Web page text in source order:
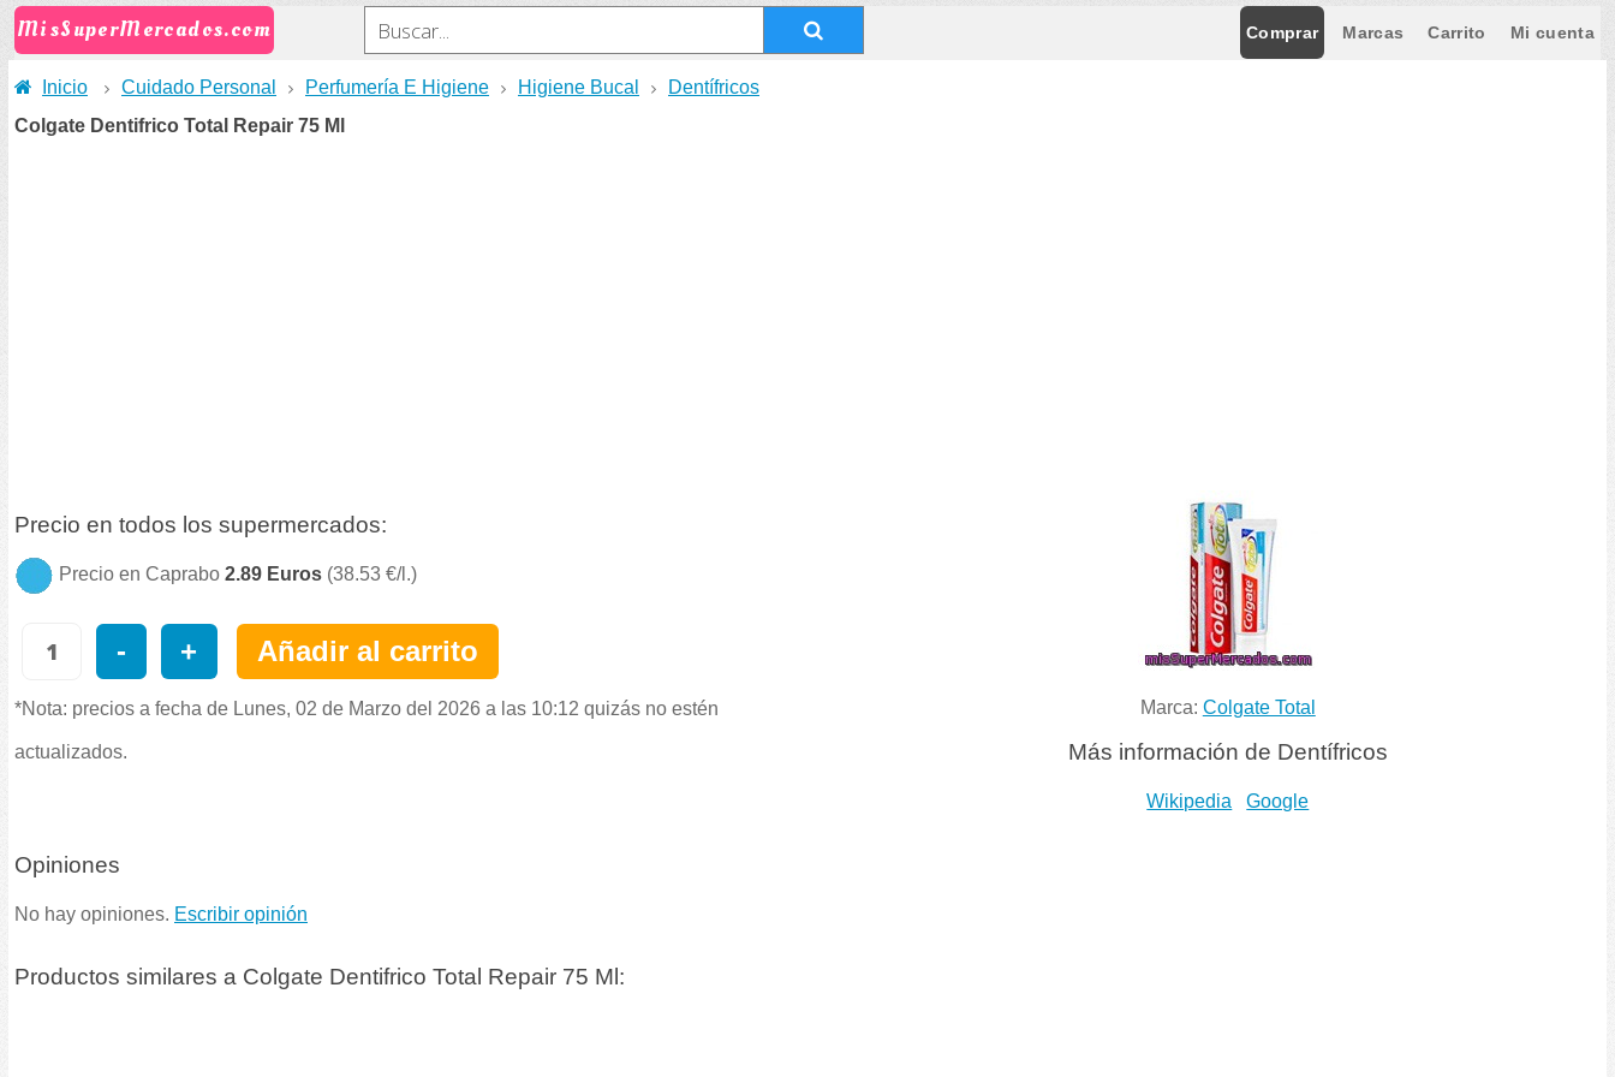
MisSuperMercados.com Comprar Marcas Carrito Mi cuenta
Inicio Cuidado Personal Perfumería E Higiene Higiene Bucal
Dentífricos
Colgate Dentifrico Total Repair 75 Ml
Marca: Colgate Total
Más información de Dentífricos
Wikipedia Google
Precio en todos los supermercados:
Precio en Caprabo 2.89 Euros (38.53 €/l.)
- + Añadir al carrito
*Nota: precios a fecha de Lunes, 02 de Marzo del 2026 a las 10:12 quizás no estén
actualizados.
Opiniones
No hay opiniones. Escribir opinión
Productos similares a Colgate Dentifrico Total Repair 75 Ml: